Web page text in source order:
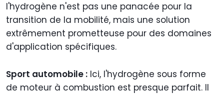
l'hydrogène n'est pas une panacée pour la
transition de la mobilité, mais une solution
extrêmement prometteuse pour des domaines
d'application spécifiques.
Sport automobile : Ici, l'hydrogène sous forme
de moteur à combustion est presque parfait. Il